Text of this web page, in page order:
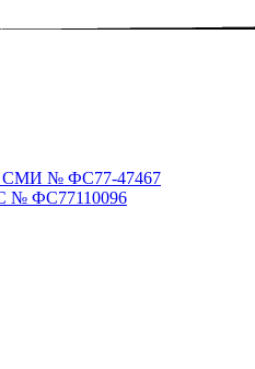
СМИ № ФС77-47467
№ ФС77110096